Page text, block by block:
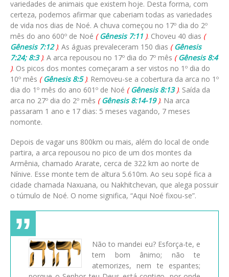
variedades de animais que existem hoje. Desta forma, com
certeza, podemos afirmar que caberiam todas as variedades
de vida nos dias de Noé. A chuva começou no 17º dia do 2º
mês do ano 600º de Noé (Gênesis 7:11 ). Choveu 40 dias (
Gênesis 7:12). As águas prevaleceram 150 dias (Gênesis
7:24; 8:3). A arca repousou no 17º dia do 7º mês (Gênesis 8:4
). Os picos dos montes começaram a ser vistos no 1º dia do
10º mês (Gênesis 8:5). Removeu-se a cobertura da arca no 1º
dia do 1º mês do ano 601º de Noé (Gênesis 8:13). Saída da
arca no 27º dia do 2º mês (Gênesis 8:14-19). Na arca
passaram 1 ano e 17 dias: 5 meses vagando, 7 meses
nomonte.
Depois de vagar uns 800km ou mais, além do local de onde
partira, a arca repousou no pico de um dos montes da
Armênia, chamado Ararate, cerca de 322 km ao norte de
Nínive. Esse monte tem de altura 5.610m. Ao seu sopé fica a
cidade chamada Naxuana, ou Nakhitchevan, que alega possuir
o túmulo de Noé. O nome significa, “Aqui Noé fixou-se”.
Não to mandei eu? Esforça-te, e
tem bom ânimo; não te
atemorizes, nem te espantes;